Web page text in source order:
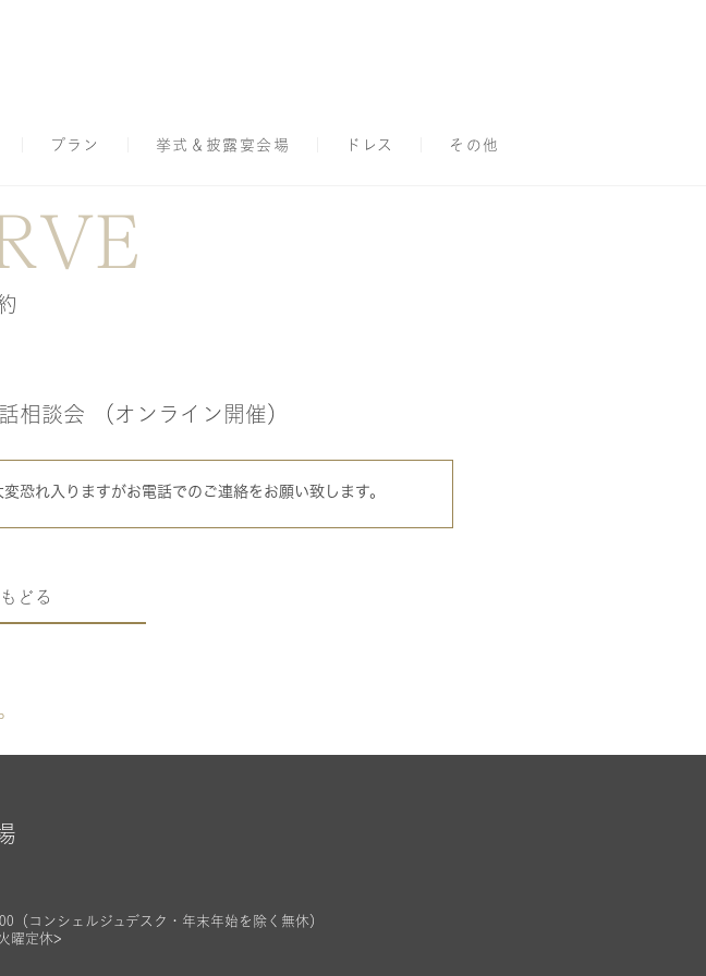
プラン 挙式＆披露宴会場 ドレス その他
相談会 （オンライン開催）
恐れ入りますがお電話でのご連絡をお願い致します。
どる
（コンシェルジュデスク・年末年始を除く無休）
曜定休>